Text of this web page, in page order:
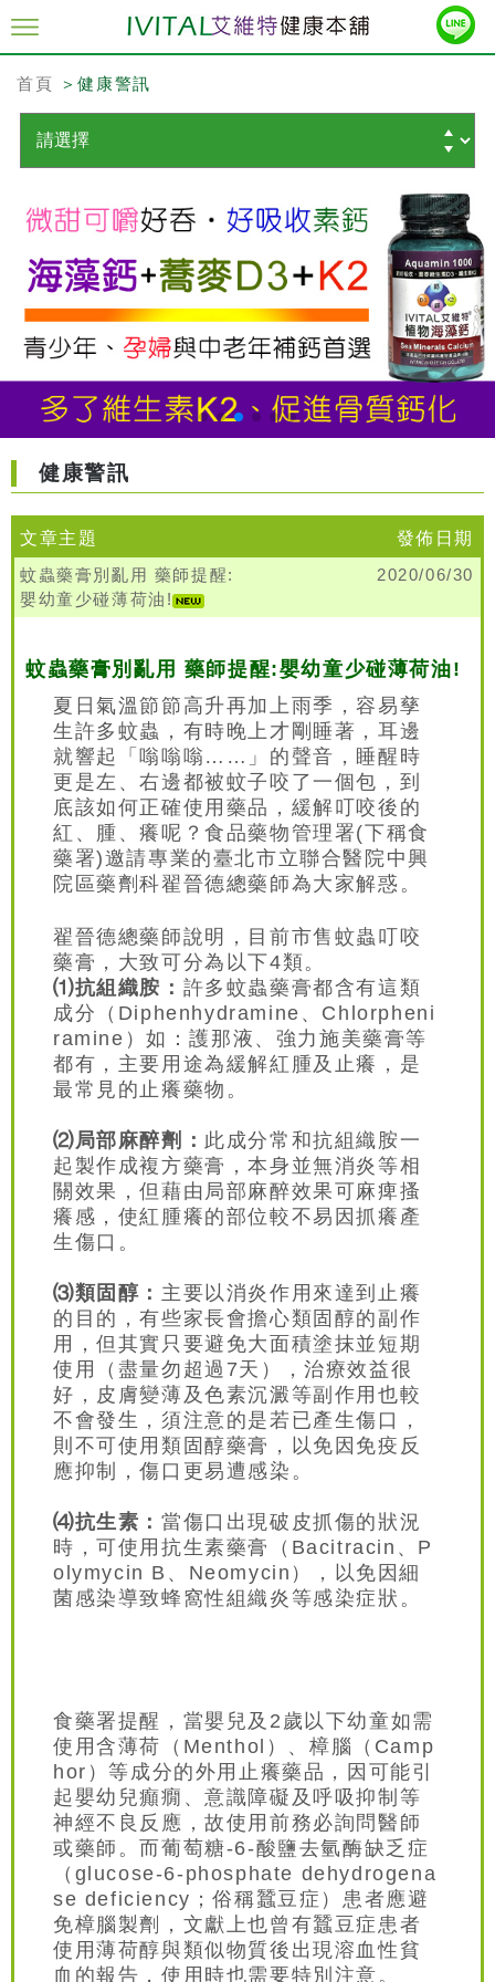
首頁 ＞健康警訊
健康警訊
文章主題
發佈日期
蚊蟲藥膏別亂用 藥師提醒:
嬰幼童少碰薄荷油!
2020/06/30
蚊蟲藥膏別亂用 藥師提醒:嬰幼童少碰薄荷油!
夏日氣溫節節高升再加上雨季，容易孳
生許多蚊蟲，有時晚上才剛睡著，耳邊
就響起「嗡嗡嗡……」的聲音，睡醒時
更是左、右邊都被蚊子咬了一個包，到
底該如何正確使用藥品，緩解叮咬後的
紅、腫、癢呢？食品藥物管理署(下稱食
藥署)邀請專業的臺北市立聯合醫院中興
院區藥劑科翟晉德總藥師為大家解惑。
翟晉德總藥師說明，目前市售蚊蟲叮咬
藥膏，大致可分為以下4類。
⑴抗組織胺： 許多蚊蟲藥膏都含有這類
成分（Diphenhydramine、Chlorpheni
ramine）如：護那液、強力施美藥膏等
都有，主要用途為緩解紅腫及止癢，是
最常見的止癢藥物。
⑵局部麻醉劑： 此成分常和抗組織胺一
起製作成複方藥膏，本身並無消炎等相
關效果，但藉由局部麻醉效果可麻痺搔
癢感，使紅腫癢的部位較不易因抓癢產
生傷口。
⑶類固醇： 主要以消炎作用來達到止癢
的目的，有些家長會擔心類固醇的副作
用，但其實只要避免大面積塗抹並短期
使用（盡量勿超過7天），治療效益很
好，皮膚變薄及色素沉澱等副作用也較
不會發生，須注意的是若已產生傷口，
則不可使用類固醇藥膏，以免因免疫反
應抑制，傷口更易遭感染。
⑷抗生素： 當傷口出現破皮抓傷的狀況
時，可使用抗生素藥膏（Bacitracin、P
olymycin B、Neomycin），以免因細
菌感染導致蜂窩性組織炎等感染症狀。
食藥署提醒，當嬰兒及2歲以下幼童如需
使用含薄荷（Menthol）、樟腦（Camp
hor）等成分的外用止癢藥品，因可能引
起嬰幼兒癲癇、意識障礙及呼吸抑制等
神經不良反應，故使用前務必詢問醫師
或藥師。而葡萄糖-6-酸鹽去氫酶缺乏症
（glucose-6-phosphate dehydrogena
se deficiency；俗稱蠶豆症）患者應避
免樟腦製劑，文獻上也曾有蠶豆症患者
使用薄荷醇與類似物質後出現溶血性貧
血的報告，使用時也需要特別注意。